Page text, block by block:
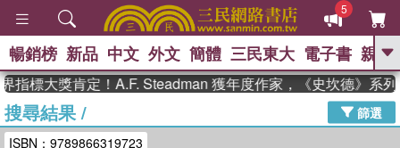
5
GO
高希均教授回憶錄
、 The Odyssey 、 父親節 、 如果歷
暢銷榜 新品 中文 外文 簡體 三民東大 電子書 親子
指標大獎肯定！A.F. Steadman 獲年度作家，《史坎德》系列
搜尋結果/
篩選
ISBN：9789866319723